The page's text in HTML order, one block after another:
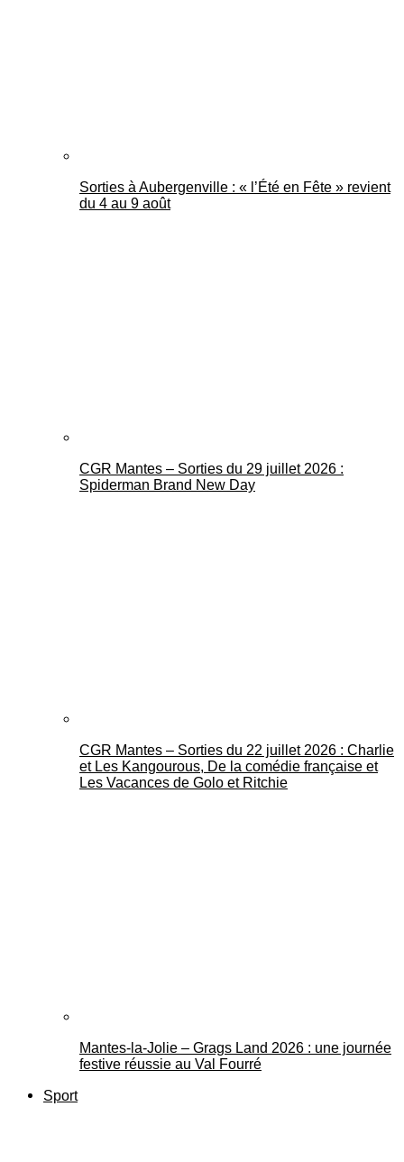
Sorties à Aubergenville : « l’Été en Fête » revient
du 4 au 9 août
CGR Mantes – Sorties du 29 juillet 2026 :
Spiderman Brand New Day
CGR Mantes – Sorties du 22 juillet 2026 : Charlie
et Les Kangourous, De la comédie française et
Les Vacances de Golo et Ritchie
Mantes-la-Jolie – Grags Land 2026 : une journée
festive réussie au Val Fourré
Sport